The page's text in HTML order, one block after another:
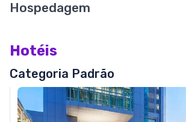
Hospedagem
Hotéis
Categoria Padrão